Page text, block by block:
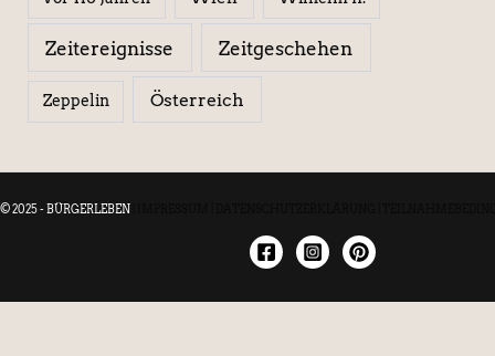
Zeitereignisse Zeitgeschehen
Zeppelin Österreich
© 2025 - BÜRGERLEBEN